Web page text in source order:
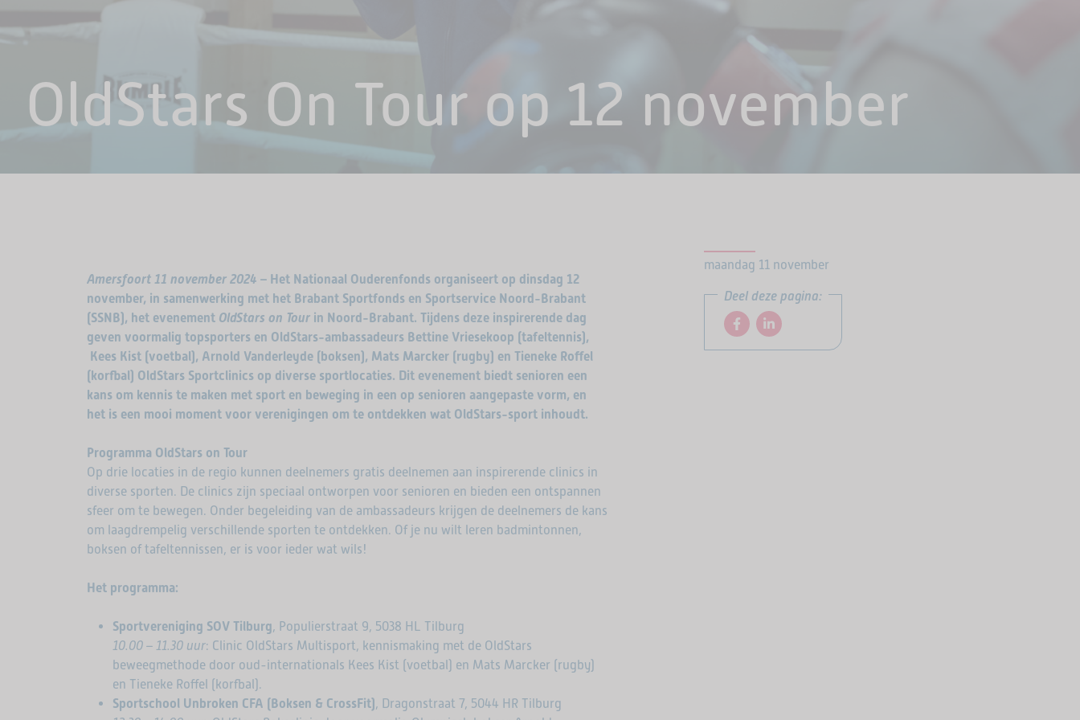
OldStars On Tour op 12 november
Amersfoort 11 november 2024 – Het Nationaal Ouderenfonds organiseert op dinsdag 12
november, in samenwerking met het Brabant Sportfonds en Sportservice Noord-Brabant
(SSNB), het evenement OldStars on Tour in Noord-Brabant. Tijdens deze inspirerende dag
geven voormalig topsporters en OldStars-ambassadeurs Bettine Vriesekoop (tafeltennis),
Kees Kist (voetbal), Arnold Vanderleyde (boksen), Mats Marcker (rugby) en Tieneke Roffel
(korfbal) OldStars Sportclinics op diverse sportlocaties. Dit evenement biedt senioren een
kans om kennis te maken met sport en beweging in een op senioren aangepaste vorm, en
het is een mooi moment voor verenigingen om te ontdekken wat OldStars-sport inhoudt.
Programma OldStars on Tour
Op drie locaties in de regio kunnen deelnemers gratis deelnemen aan inspirerende clinics in
diverse sporten. De clinics zijn speciaal ontworpen voor senioren en bieden een ontspannen
sfeer om te bewegen. Onder begeleiding van de ambassadeurs krijgen de deelnemers de kans
om laagdrempelig verschillende sporten te ontdekken. Of je nu wilt leren badmintonnen,
boksen of tafeltennissen, er is voor ieder wat wils!
Het programma:
Sportvereniging SOV Tilburg, Populierstraat 9, 5038 HL Tilburg
10.00 – 11.30 uur: Clinic OldStars Multisport, kennismaking met de OldStars
beweegmethode door oud-internationals Kees Kist (voetbal) en Mats Marcker (rugby)
en Tieneke Roffel (korfbal).
Sportschool Unbroken CFA (Boksen & CrossFit), Dragonstraat 7, 5044 HR Tilburg
maandag 11 november
Deel deze pagina: